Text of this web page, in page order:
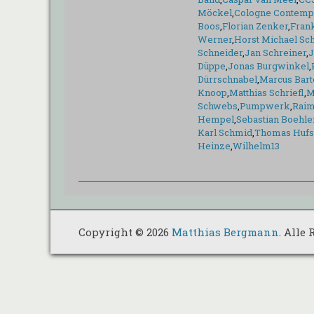
Möckel,Cologne
Boos,Florian Zenker,
Werner,Horst Michael
Schneider,Jan Schreiner,
Düppe,Jonas Burgwinkel,
Dürrschnabel,Marcus
Knoop,Matthias Schriefl,
Schwebs,Pumpwerk,
Hempel,Sebastian
Karl Schmid,Thomas
Heinze,Wilhelm13
Copyright © 2026 Matthias Bergmann. Alle